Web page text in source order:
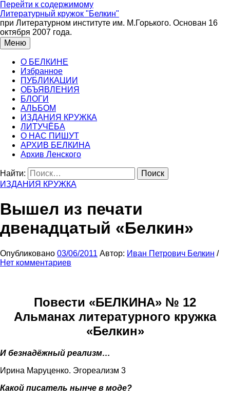
Перейти к содержимому
Литературный кружок "Белкин"
при Литературном институте им. М.Горького. Основан 16
октября 2007 года.
Меню
О БЕЛКИНЕ
Избранное
ПУБЛИКАЦИИ
ОБЪЯВЛЕНИЯ
БЛОГИ
АЛЬБОМ
ИЗДАНИЯ КРУЖКА
ЛИТУЧЁБА
О НАС ПИШУТ
АРХИВ БЕЛКИНА
Архив Ленского
Найти:
ИЗДАНИЯ КРУЖКА
Вышел из печати
двенадцатый «Белкин»
Опубликовано 03/06/2011 Автор: Иван Петрович Белкин /
Нет комментариев
Повести «БЕЛКИНА» № 12
Альманах литературного кружка
«Белкин»
И безнадёжный реализм…
Ирина Маруценко. Эгореализм 3
Какой писатель нынче в моде?